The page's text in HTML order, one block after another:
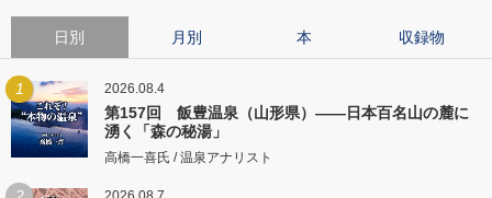
日別 月別 本 収録物
1 2026.08.4
第157回 飯豊温泉（山形県）――日本百名山の麓に
湧く「森の秘湯」
高橋一喜氏 / 温泉アナリスト